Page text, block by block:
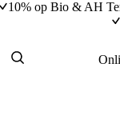
10% op Bio & AH